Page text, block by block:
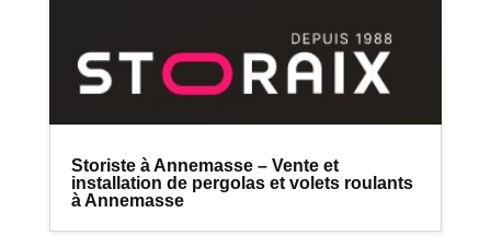
Storiste à Annemasse – Vente et
installation de pergolas et volets roulants
à Annemasse